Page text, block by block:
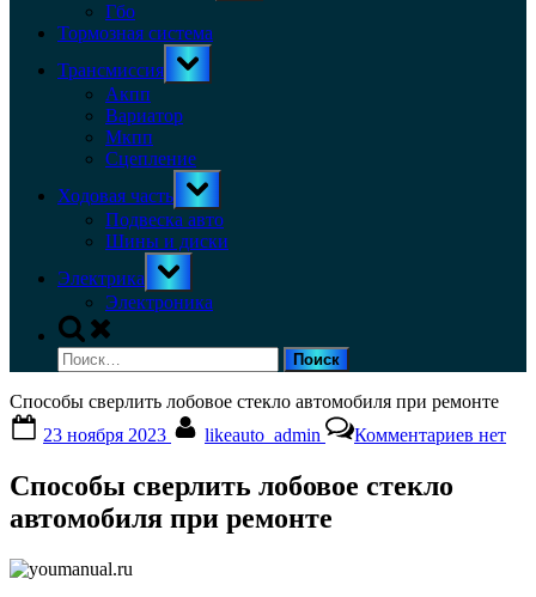
Гбо
Тормозная система
Трансмиссия
Toggle
sub-
Акпп
Вариатор
Мкпп
Сцепление
Ходовая часть
Toggle
sub-
menu
Подвеска авто
Шины и диски
Электрика
Toggle
sub-
menu
Электроника
Toggle
search
form
Найти:
Способы сверлить лобовое стекло автомобиля при ремонте
on
23 ноября 2023 likeauto_admin Комментариевзаписи
нет
Способы сверлить лобовое стекло
автомобиля при ремонте